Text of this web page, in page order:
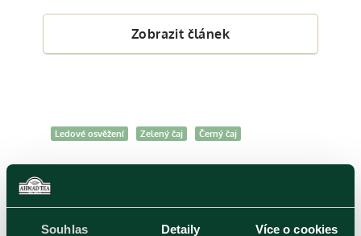
Souhlas Detaily Více o cookies
Zobrazit článek
Ledové osvěžení Zelený čaj Černý čaj